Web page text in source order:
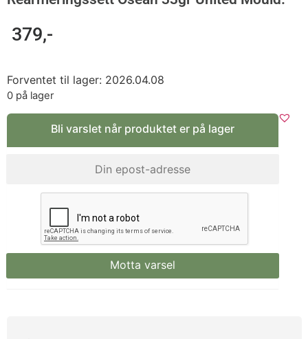
379,-
Forventet til lager: 2026.04.08
0 på lager
Bli varslet når produktet er på lager